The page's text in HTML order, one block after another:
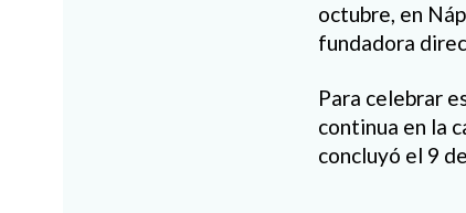
octubre, en
fundadora
Para celebrar
continua en la
concluyó el 9